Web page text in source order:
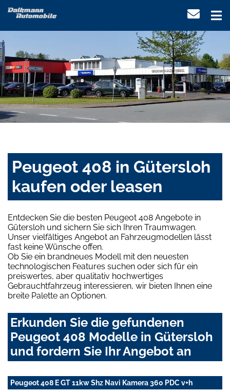
Peugeot 408 in Gütersloh
kaufen oder leasen
Entdecken Sie die besten Peugeot 408 Angebote in
Gütersloh und sichern Sie sich Ihren Traumwagen.
Unser vielfältiges Angebot an Fahrzeugmodellen lässt
fast keine Wünsche offen.
Ob Sie ein brandneues Modell mit den neuesten
technologischen Features suchen oder sich für ein
preiswertes, aber qualitativ hochwertiges
Gebrauchtfahrzeug interessieren, wir bieten Ihnen eine
breite Palette an Optionen.
Erkunden Sie die gefundenen
Peugeot 408 Modelle in Gütersloh
und fordern Sie Ihr Angebot an
Peugeot 408 E GT 11kw Shz Navi Kamera 360 PDC v+h